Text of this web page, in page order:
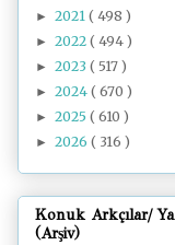
► 2021 ( 498 )
► 2022 ( 494 )
► 2023 ( 517 )
► 2024 ( 670 )
► 2025 ( 610 )
► 2026 ( 316 )
Konuk Arkçılar/
(Arşiv)